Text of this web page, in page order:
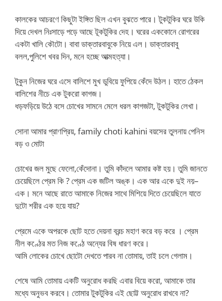
কালকের আচরণে কিছুটা ইঙ্গিত ছিল এখন বুঝতে পারে। টুকটুকির ঘরে উকি
দিয়ে দেখল নিঃসাড়ে পড়ে আছে টূকটুকির দেহ। ঘরের এককোনে রোগরের
একটা খালি কৌটো। বাবা ডাক্তারবাবুকে নিয়ে এল। ডাক্তারবাবু
বলল,পুলিশে খবর দিন, মনে হচ্ছে আত্মহত্যা।
টুকুন নিজের ঘরে এসে বালিশে মুখ ডুবিয়ে ফুপিয়ে কেঁদে উঠল। হাতে ঠেকল
বালিশের নীচে এক টুকরো কাগজ।
ধড়ফড়িয়ে উঠে বসে চোখের সামনে মেলে ধরল কাগজটা, টুকটুকির লেখা।
সোনা আমার প্রাণপ্রিয়, family choti kahini বয়সের তুলনায় পেনিস
বড় ও মোটা
চোখের জল মুছে ফেলো,কেঁদোনা। তুমি কাঁদলে আমার কষ্ট হয়। তুমি জানতে
চেয়েছিলে প্রেম কি ? প্রেম এক জটিল অঙ্ক। এক আর একে দুই নয়–
এক। মনে আছে রাতে আমাকে নিজের সাথে মিশিয়ে দিতে চেয়েছিলে যাতে
দুটো শরীর এক হয়ে যায়?
প্রেমে একে অপরকে ছোট হতে দেয়না বরন্চ মহাণ করে বড় করে । প্রেম
নীল কণ্ঠের মত নিজ কণ্ঠে অন্যের বিষ ধারণ করে।
আমি লোকের চোখে ছোটো দেখতে পারব না তোমায়, তাই চলে গেলাম।
শেষে আমি তোমায় একটি অনুরোধ করছি এবার বিয়ে করো, আমাকে তার
মধ্যে অনুভব করবে। তোমার টুকটুকির এই ছোট্ট অনুরোধ রাখবে না?